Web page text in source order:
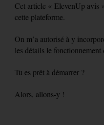
Cet article « ElevenUp avis
cette plateforme.
On m’a autorisé à y
les détails le fonctionnement
Tu es prêt à démarrer ?
Alors, allons-y !